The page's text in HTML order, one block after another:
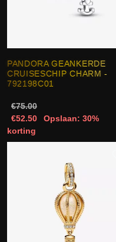
PANDORA GEANKERDE
CRUISESCHIP CHARM -
792198C01
€75.00
€52.50
Opslaan: 30%
korting